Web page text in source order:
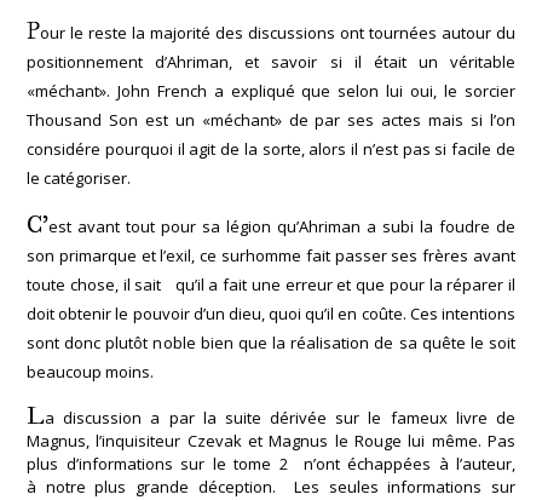
Pour le reste la majorité des discussions ont tournées autour du
positionnement d’Ahriman, et savoir si il était un véritable
«méchant». John French a expliqué que selon lui oui, le sorcier
Thousand Son est un «méchant» de par ses actes mais si l’on
considére pourquoi il agit de la sorte, alors il n’est pas si facile de
le catégoriser.
C’est avant tout pour sa légion qu’Ahriman a subi la foudre de
son primarque et l’exil, ce surhomme fait passer ses frères avant
toute chose, il sait qu’il a fait une erreur et que pour la réparer il
doit obtenir le pouvoir d’un dieu, quoi qu’il en coûte. Ces intentions
sont donc plutôt noble bien que la réalisation de sa quête le soit
beaucoup moins.
La discussion a par la suite dérivée sur le fameux livre de
Magnus, l’inquisiteur Czevak et Magnus le Rouge lui même. Pas
plus d’informations sur le tome 2 n’ont échappées à l’auteur,
à notre plus grande déception. Les seules informations sur